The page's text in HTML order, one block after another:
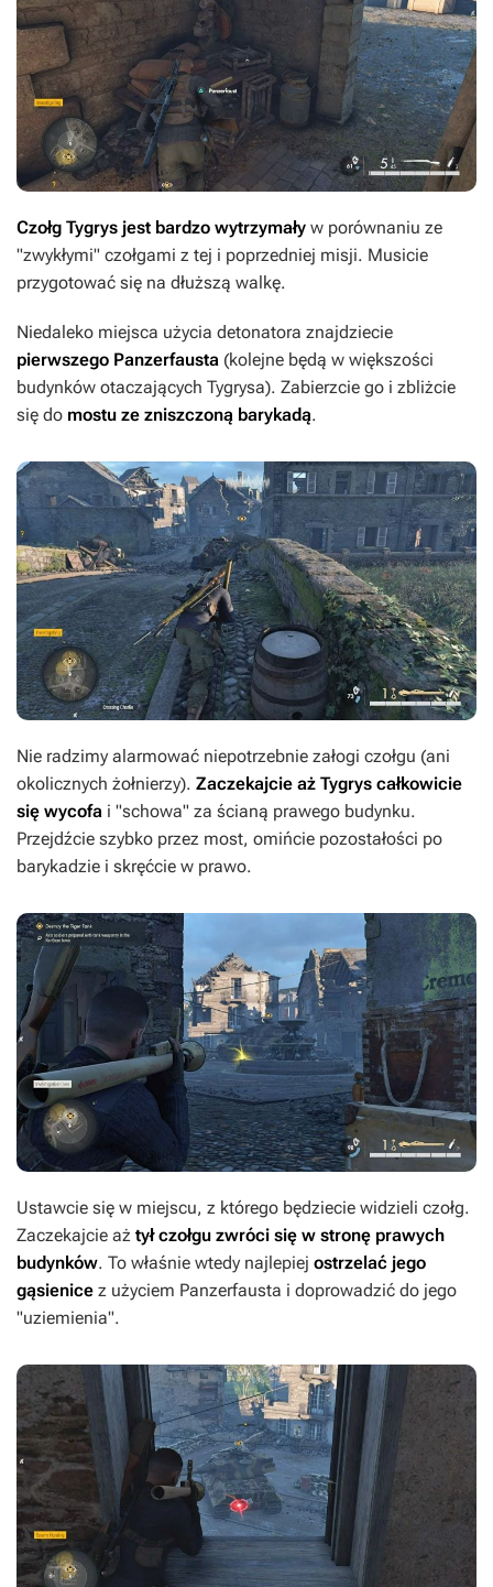
Czołg Tygrys jest bardzo wytrzymały w porównaniu ze
"zwykłymi" czołgami z tej i poprzedniej misji. Musicie
przygotować się na dłuższą walkę.
Niedaleko miejsca użycia detonatora znajdziecie
pierwszego Panzerfausta (kolejne będą w większości
budynków otaczających Tygrysa). Zabierzcie go i zbliżcie
się do mostu ze zniszczoną barykadą.
Nie radzimy alarmować niepotrzebnie załogi czołgu (ani
okolicznych żołnierzy). Zaczekajcie aż Tygrys całkowicie
się wycofa i "schowa" za ścianą prawego budynku.
Przejdźcie szybko przez most, omińcie pozostałości po
barykadzie i skręćcie w prawo.
Ustawcie się w miejscu, z którego będziecie widzieli czołg.
Zaczekajcie aż tył czołgu zwróci się w stronę prawych
budynków. To właśnie wtedy najlepiej ostrzelać jego
gąsienice z użyciem Panzerfausta i doprowadzić do jego
"uziemienia".